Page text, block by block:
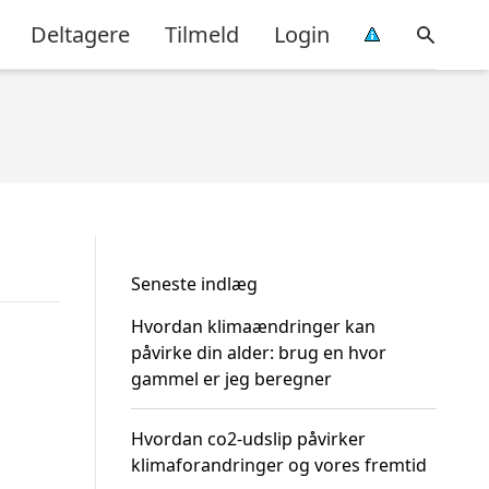
Deltagere Tilmeld Login
Seneste indlæg
Hvordan klimaændringer kan
påvirke din alder: brug en hvor
gammel er jeg beregner
Hvordan co2-udslip påvirker
klimaforandringer og vores fremtid